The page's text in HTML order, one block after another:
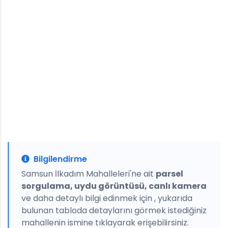
Bilgilendirme
Samsun İlkadım Mahalleleri'ne ait parsel
sorgulama, uydu görüntüsü, canlı kamera
ve daha detaylı bilgi edinmek için , yukarıda
bulunan tabloda detaylarını görmek istediğiniz
mahallenin ismine tıklayarak erişebilirsiniz.